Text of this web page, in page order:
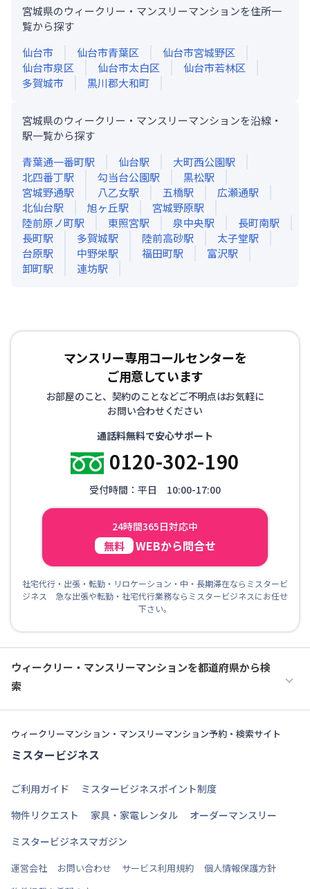
宮城県のウィークリー・マンスリーマンションを住所一
覧から探す
仙台市
仙台市青葉区
仙台市宮城野区
仙台市泉区
仙台市太白区
仙台市若林区
多賀城市
黒川郡大和町
宮城県のウィークリー・マンスリーマンションを沿線・
駅一覧から探す
青葉通一番町駅 仙台駅 大町西公園駅
北四番丁駅 勾当台公園駅 黒松駅
宮城野通駅 八乙女駅 五橋駅 広瀬通駅
北仙台駅 旭ヶ丘駅 宮城野原駅
陸前原ノ町駅 東照宮駅 泉中央駅 長町南駅
長町駅 多賀城駅 陸前高砂駅 太子堂駅
台原駅 中野栄駅 福田町駅 富沢駅
卸町駅 連坊駅
マンスリー専用コールセンターを
ご用意しています
お部屋のこと、契約のことなどご不明点はお気軽に
お問い合わせください
通話料無料で安心サポート
0120-302-190
受付時間：平日 10:00-17:00
24時間365日対応中
無料 WEBから問合せ
社宅代行・出張・転勤・リロケーション・中・長期滞在ならミスタービ
ジネス 急な出張や転勤・社宅代行業務ならミスタービジネスにお任せ
下さい。
ウィークリー・マンスリーマンションを都道府県から検
索
ウィークリーマンション・マンスリーマンション予約・検索サイト
ミスタービジネス
ご利用ガイド
ミスタービジネスポイント制度
物件リクエスト
家具・家電レンタル
オーダーマンスリー
ミスタービジネスマガジン
運営会社 お問い合わせ サービス利用規約
個人情報保護方針